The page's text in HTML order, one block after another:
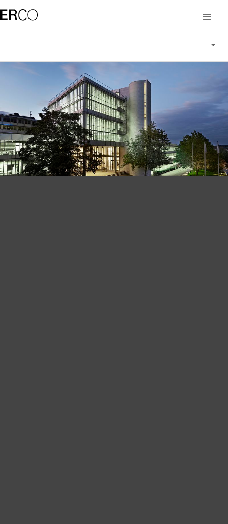
Travailler chez ERCO
Des collaborateurs de ERCO
Offres d'emploi